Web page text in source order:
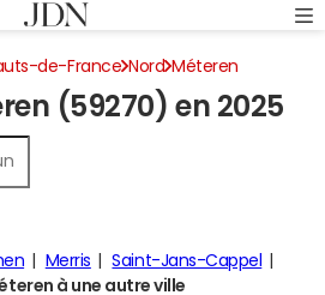
de-France Nord Méteren
(59270) en 2025
Merris
Saint-Jans-Cappel
à une autre ville